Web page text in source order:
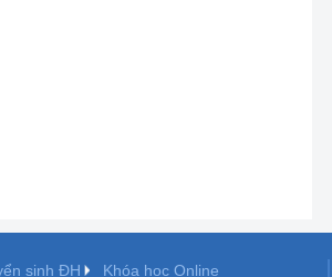
sinh ĐH Khóa học Online